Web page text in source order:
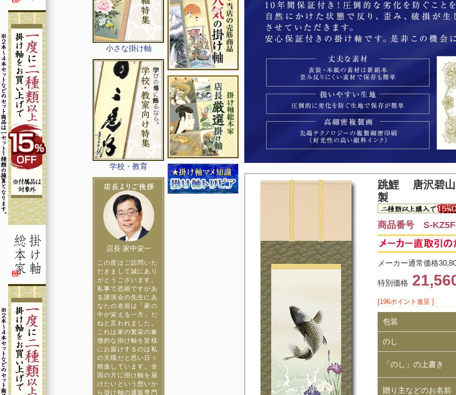
小さな掛け軸
学校・教育
店長 家中栄一
この度はご訪問いた
だきまして誠にあり
がとうございます。
私事で恐縮ですがあ
る講演会の先生にあ
なたの名前は「家の
中が栄える一方」だ
ねと言われました。
これは家の繁栄の象
徴的な掛け軸を皆様
にお届けするのは私
の天職だと思い日々
精進しています。全
国の方に掛け軸を届
けたいという想いか
ら掛け軸の通販専門
跳鯉 唐沢碧
製
商品番号 S-
メーカー通常価格
特別価格
[196ポイント進呈 ]
包装
のし
「のし」の上書き
贈り主などのお名前